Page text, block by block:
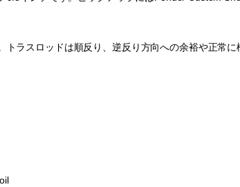
ラスロッドは順反り、逆反り方向への余裕や正常